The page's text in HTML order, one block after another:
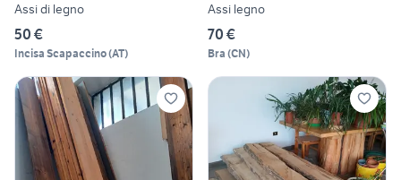
Assi di legno
50 €
Incisa Scapaccino(AT)
Assi legno
70 €
Bra (CN)